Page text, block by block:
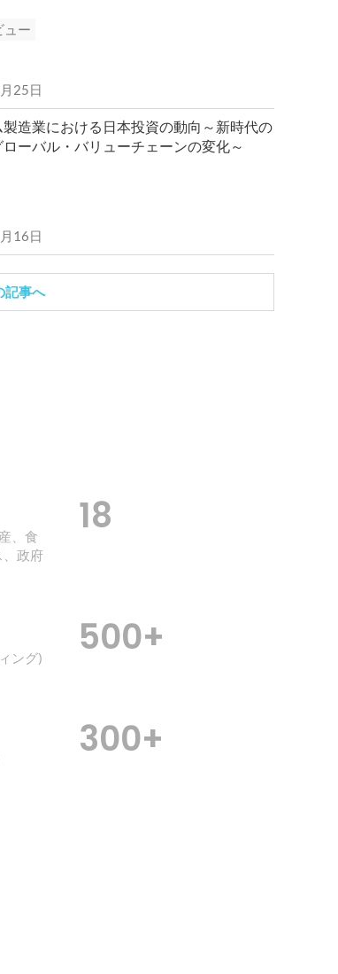
ュー
25日
造業における日本投資の動向～新時代の
ーバル・バリューチェーンの変化～
16日
記事へ
、食
、政府
18
ング) 500+
300+